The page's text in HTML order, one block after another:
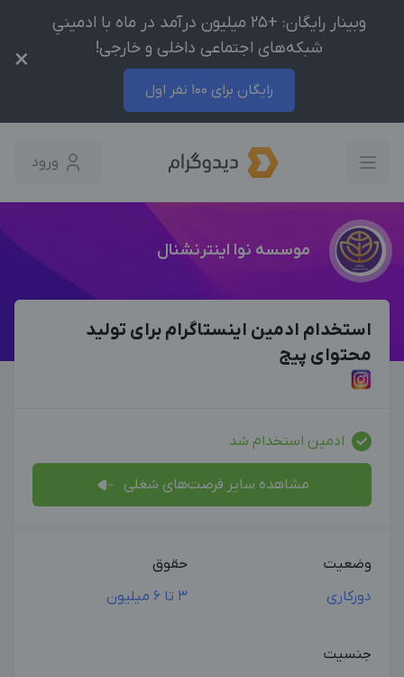
وبینار رایگان: +25 میلیون درآمد در ماه با ادمینیِ
شبکه‌های اجتماعی داخلی و خارجی!
رایگان برای 100 نفر اول
×
ورود
موسسه نوا اینترنشنال
استخدام ادمین اینستاگرام برای تولید
محتوای پیج
ادمین استخدام شد
مشاهده سایر فرصت‌های شغلی
وضعیت
دورکاری
حقوق
3 تا 6 میلیون
جنسیت